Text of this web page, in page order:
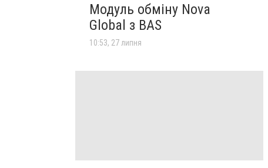
Модуль обміну Nova
Global з BAS
10:53, 27 липня